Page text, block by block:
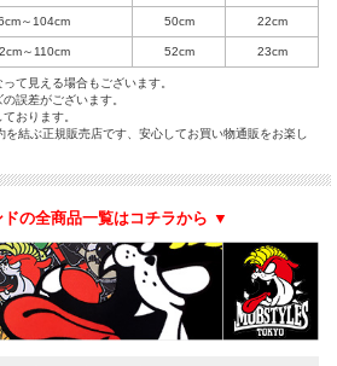
～104cm 50cm 22cm
～110cm 52cm 23cm
て見える場合もございます。
誤差がございます。
おります。
結ぶ正規販売店です、安心してお買い物通販をお楽し
の全商品一覧はコチラから ▼